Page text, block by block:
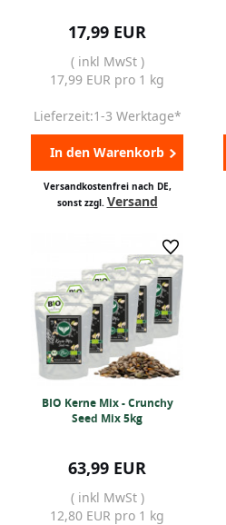
17,99 EUR
( inkl MwSt )
17,99 EUR pro 1 kg
Lieferzeit:1-3 Werktage*
In den Warenkorb
Versandkostenfrei nach DE,
sonst zzgl. Versand
BIO Kerne Mix - Crunchy
Seed Mix 5kg
63,99 EUR
( inkl MwSt )
12,80 EUR pro 1 kg